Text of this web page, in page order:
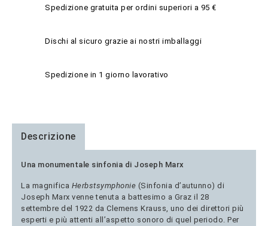
Spedizione gratuita per ordini superiori a 95 €
Dischi al sicuro grazie ai nostri imballaggi
Spedizione in 1 giorno lavorativo
Descrizione
Una monumentale sinfonia di Joseph Marx
La magnifica Herbstsymphonie (Sinfonia d’autunno) di
Joseph Marx venne tenuta a battesimo a Graz il 28
settembre del 1922 da Clemens Krauss, uno dei direttori più
esperti e più attenti all’aspetto sonoro di quel periodo. Per